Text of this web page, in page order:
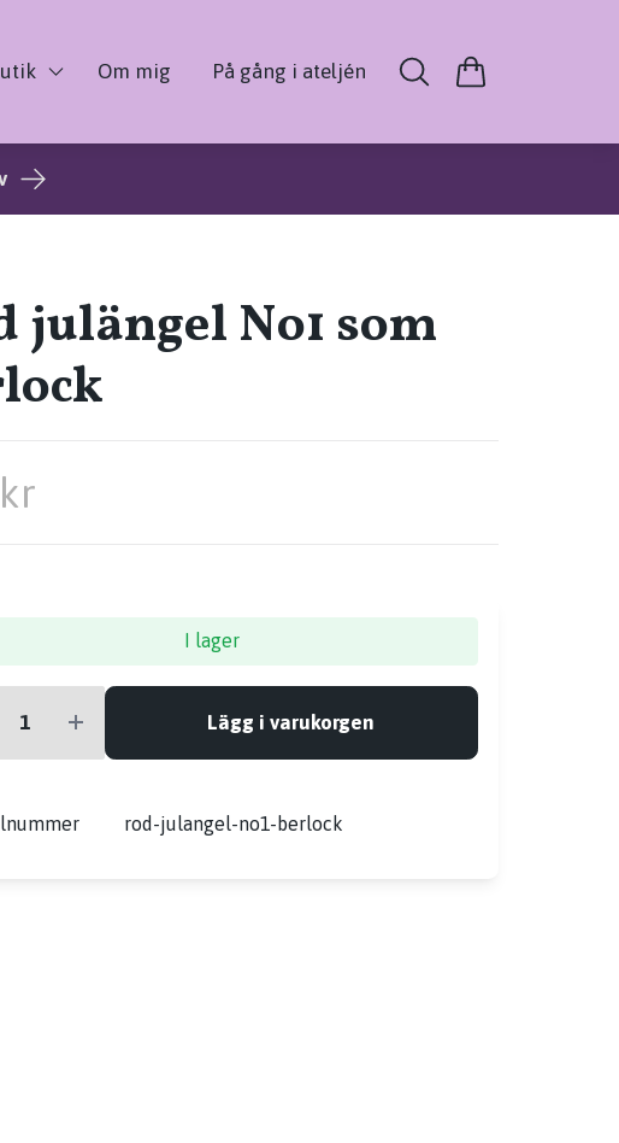
Om mig På gång i ateljén
julängel No1 som
I lager
Lägg i varukorgen
rod-julangel-no1-berlock